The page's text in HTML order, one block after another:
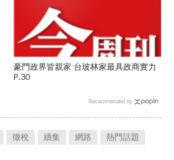
豪門政界皆親家 台玻林家最具政商實力
P.30
Recommended by
徵稅 續集 網路
熱門話題